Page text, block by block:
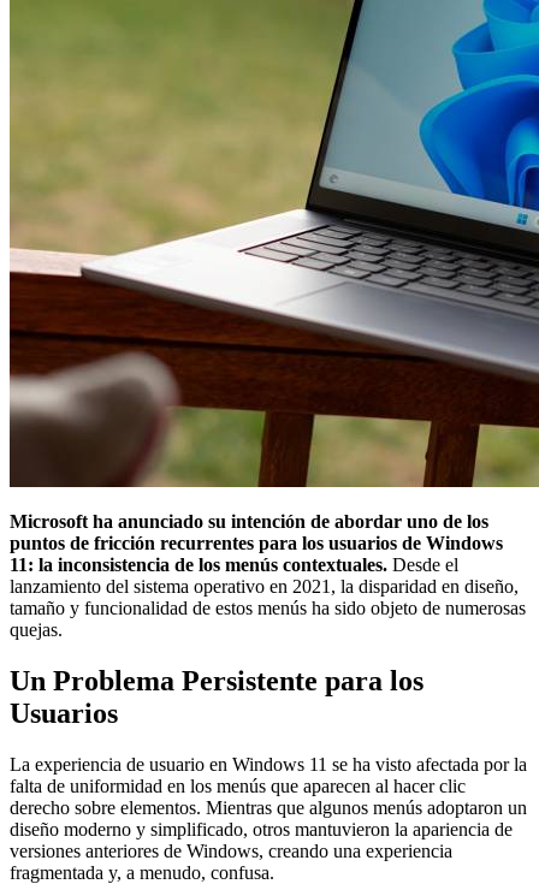
Microsoft ha anunciado su intención de abordar uno de los
puntos de fricción recurrentes para los usuarios de Windows
11: la inconsistencia de los menús contextuales. Desde el
lanzamiento del sistema operativo en 2021, la disparidad en diseño,
tamaño y funcionalidad de estos menús ha sido objeto de numerosas
quejas.
Un Problema Persistente para los
Usuarios
La experiencia de usuario en Windows 11 se ha visto afectada por la
falta de uniformidad en los menús que aparecen al hacer clic
derecho sobre elementos. Mientras que algunos menús adoptaron un
diseño moderno y simplificado, otros mantuvieron la apariencia de
versiones anteriores de Windows, creando una experiencia
fragmentada y, a menudo, confusa.